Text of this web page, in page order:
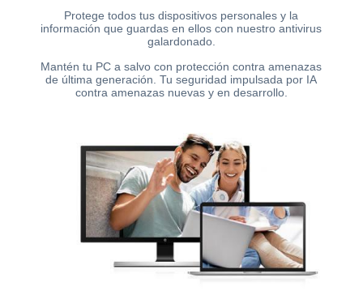
Protege todos tus dispositivos personales y la
información que guardas en ellos con nuestro antivirus
galardonado.
Mantén tu PC a salvo con protección contra amenazas
de última generación. Tu seguridad impulsada por IA
contra amenazas nuevas y en desarrollo.